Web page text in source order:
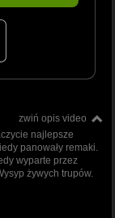
zwiń opis video
najlepsze
panowały remaki.
wyparte przez
żywych trupów.